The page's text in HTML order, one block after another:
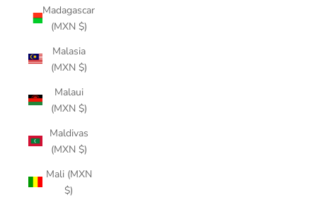
Madagascar
(MXN $)
Malasia
(MXN $)
Malaui
(MXN $)
Maldivas
(MXN $)
Mali (MXN
$)